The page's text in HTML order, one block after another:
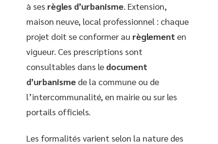
à ses règles d’urbanisme. Extension,
maison neuve, local professionnel : chaque
projet doit se conformer au règlement en
vigueur. Ces prescriptions sont
consultables dans le document
d’urbanisme de la commune ou de
l’intercommunalité, en mairie ou sur les
portails officiels.
Les formalités varient selon la nature des